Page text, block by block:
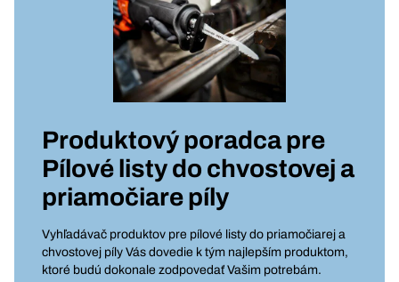
Produktový poradca pre
Pílové listy do chvostovej a
priamočiare píly
Vyhľadávač produktov pre pílové listy do priamočiarej a
chvostovej píly Vás dovedie k tým najlepším produktom,
ktoré budú dokonale zodpovedať Vašim potrebám.